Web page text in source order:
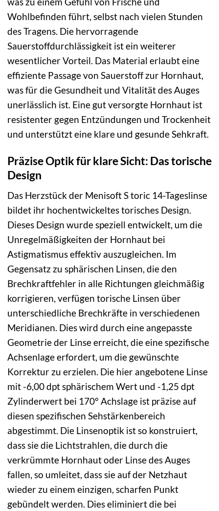
Wohlbefinden führt, selbst nach vielen Stunden
des Tragens. Die hervorragende
Sauerstoffdurchlässigkeit ist ein weiterer
wesentlicher Vorteil. Das Material erlaubt eine
effiziente Passage von Sauerstoff zur Hornhaut,
was für die Gesundheit und Vitalität des Auges
unerlässlich ist. Eine gut versorgte Hornhaut ist
resistenter gegen Entzündungen und Trockenheit
und unterstützt eine klare und gesunde Sehkraft.
Präzise Optik für klare Sicht: Das torische
Design
Das Herzstück der Menisoft S toric 14-Tageslinse
bildet ihr hochentwickeltes torisches Design.
Dieses Design wurde speziell entwickelt, um die
Unregelmäßigkeiten der Hornhaut bei
Astigmatismus effektiv auszugleichen. Im
Gegensatz zu sphärischen Linsen, die den
Brechkraftfehler in alle Richtungen gleichmäßig
korrigieren, verfügen torische Linsen über
unterschiedliche Brechkräfte in verschiedenen
Meridianen. Dies wird durch eine angepasste
Geometrie der Linse erreicht, die eine spezifische
Achsenlage erfordert, um die gewünschte
Korrektur zu erzielen. Die hier angebotene Linse
mit -6,00 dpt sphärischem Wert und -1,25 dpt
Zylinderwert bei 170° Achslage ist präzise auf
diesen spezifischen Sehstärkenbereich
abgestimmt. Die Linsenoptik ist so konstruiert,
dass sie die Lichtstrahlen, die durch die
verkrümmte Hornhaut oder Linse des Auges
fallen, so umleitet, dass sie auf der Netzhaut
wieder zu einem einzigen, scharfen Punkt
gebündelt werden. Dies eliminiert die bei